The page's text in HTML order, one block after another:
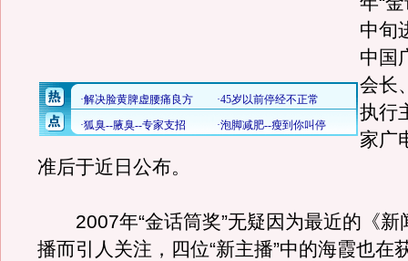
中旬
中国
会长
执行
家广
准后于近日公布。
2007年“金话筒奖”无疑因为最近的《新
播而引人关注，四位“新主播”中的海霞也在